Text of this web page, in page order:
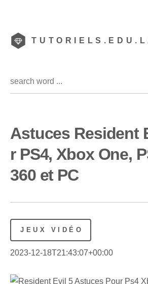
Astuces Resident
r PS4, Xbox One,
360 et PC
JEUX VIDÉO
2023-12-18T21:43:07+00:00